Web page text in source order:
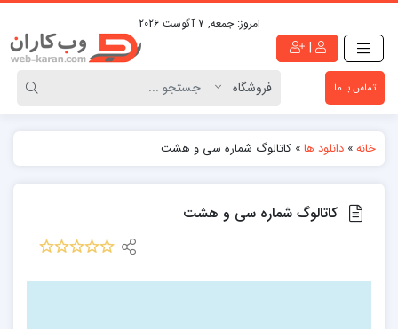
امروز: جمعه, 7 آگوست 2026
|
تماس با ما
خانه» دانلود ها» کاتالوگ شماره سی و هشت
کاتالوگ شماره سی و هشت